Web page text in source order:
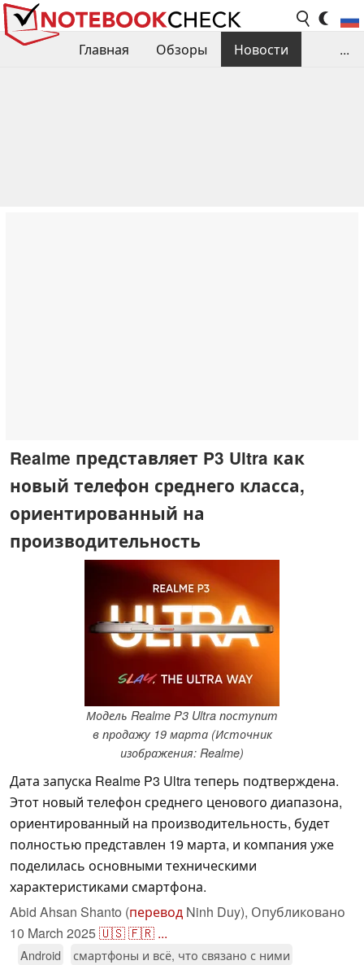
Главная Обзоры
Новости
...
Realme представляет P3 Ultra как
новый телефон среднего класса,
ориентированный на
производительность
Модель Realme P3 Ultra поступит
в продажу 19 марта (Источник
изображения: Realme)
Дата запуска Realme P3 Ultra теперь подтверждена.
Этот новый телефон среднего ценового диапазона,
ориентированный на производительность, будет
полностью представлен 19 марта, и компания уже
поделилась основными техническими
характеристиками смартфона.
Abid Ahsan Shanto (перевод Ninh Duy), Опубликовано
10 March 2025🇺🇸🇫🇷 ...
Android смартфоны и всё, что связано с ними